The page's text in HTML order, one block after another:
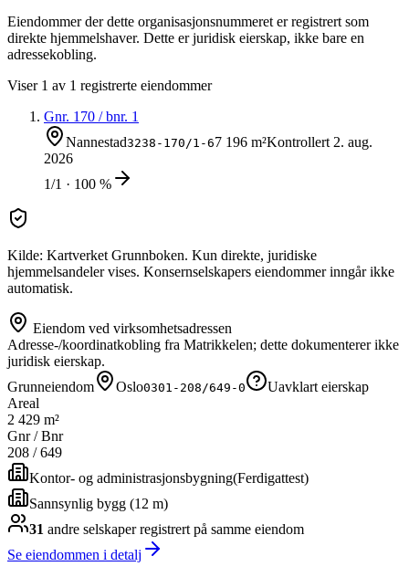
Eiendommer der dette organisasjonsnummeret er registrert som
direkte hjemmelshaver. Dette er juridisk eierskap, ikke bare en
adressekobling.
Viser 1 av 1 registrerte eiendommer
Gnr. 170 / bnr. 1
Nannestad3238-170/1-67 196 m²Kontrollert2. aug.
2026
1/1 · 100 %
Kilde: Kartverket Grunnboken. Kun direkte, juridiske
hjemmelsandeler vises. Konsernselskapers eiendommer inngår ikke
automatisk.
Eiendom ved virksomhetsadressen
Adresse-/koordinatkobling fra Matrikkelen; dette dokumenterer ikke
juridisk eierskap.
Grunneiendom
Oslo0301-208/649-0
Uavklart eierskap
Areal
2 429 m²
Gnr / Bnr
208 /649
Kontor- og administrasjonsbygning(Ferdigattest)
Sannsynlig bygg (12 m)
31 andre selskaperregistrert på samme eiendom
Se eiendommen i detalj